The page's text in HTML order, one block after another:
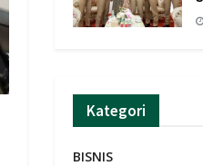
Kategori
BISNIS